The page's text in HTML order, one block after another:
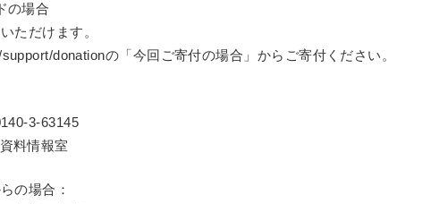
の場合
ただけます。
donationの「今回ご寄付の場合」からご寄付ください。
3-63145
料情報室
の場合：